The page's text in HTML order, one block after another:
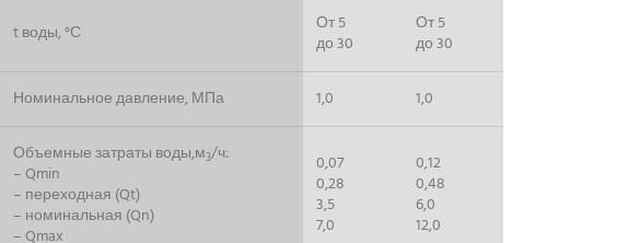
t воды, °С
От 5
до 30
От 5
до 30
Номинальное давление, МПа 1,0 1,0
Объемные затраты воды,м3/ч:
– Qmin
– переходная (Qt)
– номинальная (Qn)
– Qmax
0,07
0,28
3,5
7,0
0,12
0,48
6,0
12,0